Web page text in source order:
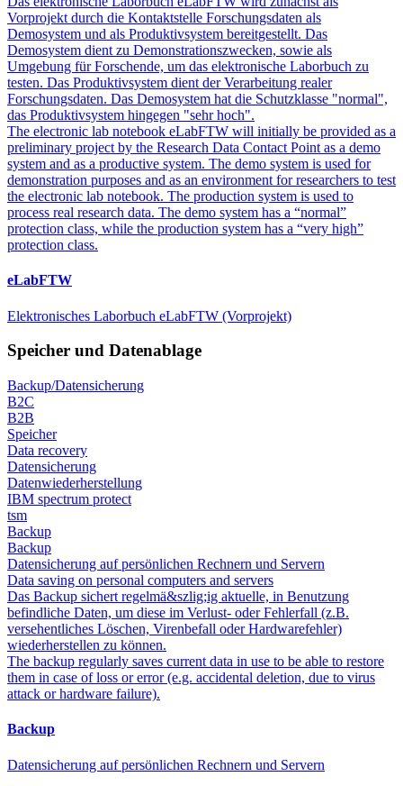
Vorprojekt durch die Kontaktstelle Forschungsdaten als
Demosystem und als Produktivsystem bereitgestellt. Das
Demosystem dient zu Demonstrationszwecken, sowie als
Umgebung für Forschende, um das elektronische Laborbuch zu
testen. Das Produktivsystem dient der Verarbeitung realer
Forschungsdaten. Das Demosystem hat die Schutzklasse "normal",
das Produktivsystem hingegen "sehr hoch".
The electronic lab notebook eLabFTW will initially be provided as a
preliminary project by the Research Data Contact Point as a demo
system and as a productive system. The demo system is used for
demonstration purposes and as an environment for researchers to test
the electronic lab notebook. The production system is used to
process real research data. The demo system has a “normal”
protection class, while the production system has a “very high”
protection class.
eLabFTW
Elektronisches Laborbuch eLabFTW (Vorprojekt)
Speicher und Datenablage
Backup/Datensicherung
B2C
B2B
Speicher
Data recovery
Datensicherung
Datenwiederherstellung
IBM spectrum protect
tsm
Backup
Backup
Datensicherung auf persönlichen Rechnern und Servern
Data saving on personal computers and servers
Das Backup sichert regelmä&szlig;ig aktuelle, in Benutzung
befindliche Daten, um diese im Verlust- oder Fehlerfall (z.B.
versehentliches Löschen, Virenbefall oder Hardwarefehler)
wiederherstellen zu können.
The backup regularly saves current data in use to be able to restore
them in case of loss or error (e.g. accidental deletion, due to virus
attack or hardware failure).
Backup
Datensicherung auf persönlichen Rechnern und Servern